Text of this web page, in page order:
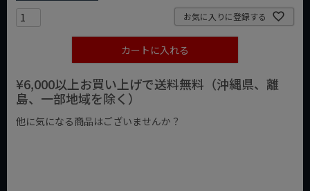
お気に入りに登録する
カートに入れる
¥6,000以上お買い上げで送料無料（沖縄県、離
島、一部地域を除く）
他に気になる商品はございませんか？